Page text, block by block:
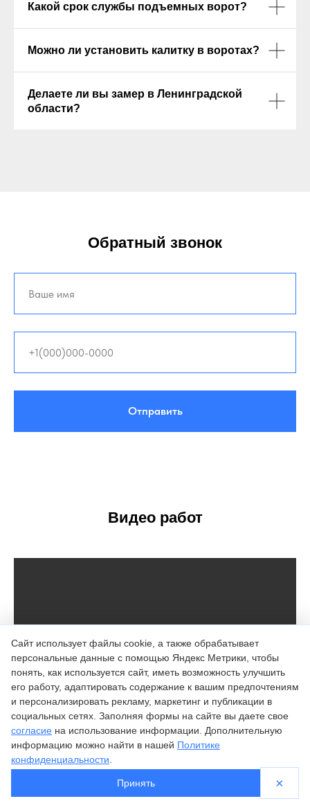
Какой срок службы подъемных ворот?
Можно ли установить калитку в воротах?
Делаете ли вы замер в Ленинградской
области?
Обратный звонок
Отправить
Видео работ
Алюминиевые роллетные ворота
Управление автоматическое с пульта, цвет коричневый, профиль
алюминиевый пенозаполненный
Сайт использует файлы cookie, а также обрабатывает
персональные данные с помощью Яндекс Метрики, чтобы
понять, как используется сайт, иметь возможность улучшить
его работу, адаптировать содержание к вашим предпочтениям
и персонализировать рекламу, маркетинг и публикации в
социальных сетях. Заполняя формы на сайте вы даете свое
согласие на использование информации. Дополнительную
информацию можно найти в нашей Политике
конфиденциальности
Принять ×